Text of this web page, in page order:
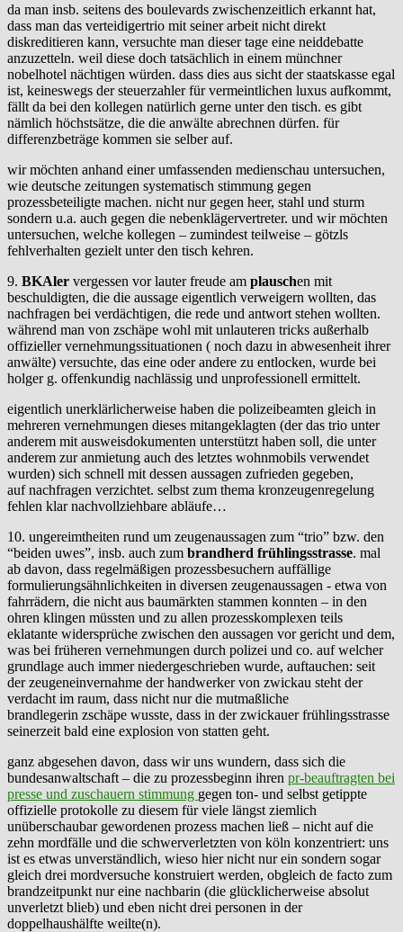
da man insb. seitens des boulevards zwischenzeitlich erkannt hat,
dass man das verteidigertrio mit seiner arbeit nicht direkt
diskreditieren kann, versuchte man dieser tage eine neiddebatte
anzuzetteln. weil diese doch tatsächlich in einem münchner
nobelhotel nächtigen würden. dass dies aus sicht der staatskasse egal
ist, keineswegs der steuerzahler für vermeintlichen luxus aufkommt,
fällt da bei den kollegen natürlich gerne unter den tisch. es gibt
nämlich höchstsätze, die die anwälte abrechnen dürfen. für
differenzbeträge kommen sie selber auf.
wir möchten anhand einer umfassenden medienschau untersuchen,
wie deutsche zeitungen systematisch stimmung gegen
prozessbeteiligte machen. nicht nur gegen heer, stahl und sturm
sondern u.a. auch gegen die nebenklägervertreter. und wir möchten
untersuchen, welche kollegen – zumindest teilweise – götzls
fehlverhalten gezielt unter den tisch kehren.
9. BKAler vergessen vor lauter freude am plauschen mit
beschuldigten, die die aussage eigentlich verweigern wollten, das
nachfragen bei verdächtigen, die rede und antwort stehen wollten.
während man von zschäpe wohl mit unlauteren tricks außerhalb
offizieller vernehmungssituationen ( noch dazu in abwesenheit ihrer
anwälte) versuchte, das eine oder andere zu entlocken, wurde bei
holger g. offenkundig nachlässig und unprofessionell ermittelt.
eigentlich unerklärlicherweise haben die polizeibeamten gleich in
mehreren vernehmungen dieses mitangeklagten (der das trio unter
anderem mit ausweisdokumenten unterstützt haben soll, die unter
anderem zur anmietung auch des letztes wohnmobils verwendet
wurden) sich schnell mit dessen aussagen zufrieden gegeben,
auf nachfragen verzichtet. selbst zum thema kronzeugenregelung
fehlen klar nachvollziehbare abläufe…
10. ungereimtheiten rund um zeugenaussagen zum “trio” bzw. den
“beiden uwes”, insb. auch zum brandherd frühlingsstrasse. mal
ab davon, dass regelmäßigen prozessbesuchern auffällige
formulierungsähnlichkeiten in diversen zeugenaussagen - etwa von
fahrrädern, die nicht aus baumärkten stammen konnten – in den
ohren klingen müssten und zu allen prozesskomplexen teils
eklatante widersprüche zwischen den aussagen vor gericht und dem,
was bei früheren vernehmungen durch polizei und co. auf welcher
grundlage auch immer niedergeschrieben wurde, auftauchen: seit
der zeugeneinvernahme der handwerker von zwickau steht der
verdacht im raum, dass nicht nur die mutmaßliche
brandlegerin zschäpe wusste, dass in der zwickauer frühlingsstrasse
seinerzeit bald eine explosion von statten geht.
ganz abgesehen davon, dass wir uns wundern, dass sich die
bundesanwaltschaft – die zu prozessbeginn ihren pr-beauftragten bei
presse und zuschauern stimmung gegen ton- und selbst getippte
offizielle protokolle zu diesem für viele längst ziemlich
unüberschaubar gewordenen prozess machen ließ – nicht auf die
zehn mordfälle und die schwerverletzten von köln konzentriert: uns
ist es etwas unverständlich, wieso hier nicht nur ein sondern sogar
gleich drei mordversuche konstruiert werden, obgleich de facto zum
brandzeitpunkt nur eine nachbarin (die glücklicherweise absolut
unverletzt blieb) und eben nicht drei personen in der
doppelhaushälfte weilte(n).